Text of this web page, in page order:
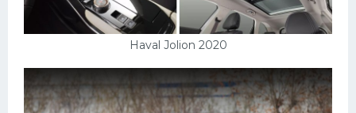
Haval Jolion 2020